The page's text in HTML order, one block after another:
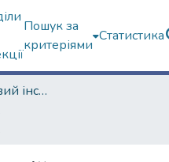
Пошук за
критеріями
Статистика
Навчально-науковий інститут соціології та медіакомунікацій